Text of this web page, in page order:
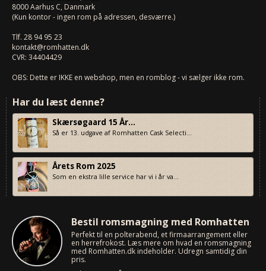
8000Aarhus C, Danmark
(Kun kontor - ingen rom på adressen, desværre.)
Tlf. 28 94 95 23
kontakt@romhatten.dk
CVR: 34404429
OBS: Dette er IKKE en webshop, men en romblog - vi sælger ikke rom.
Har du læst denne?
Skærsøgaard 15 År...
Så er 13. udgave af Romhatten Cask Selecti...
Årets Rom 2025
Som en ekstra lille service har vi i år va...
Bestil romsmagning med Romhatten
Perfekt til en polterabend, et firmaarrangement eller
en herrefrokost. Læs mere om hvad en romsmagning
med Romhatten.dk indeholder. Udregn samtidig din
pris.